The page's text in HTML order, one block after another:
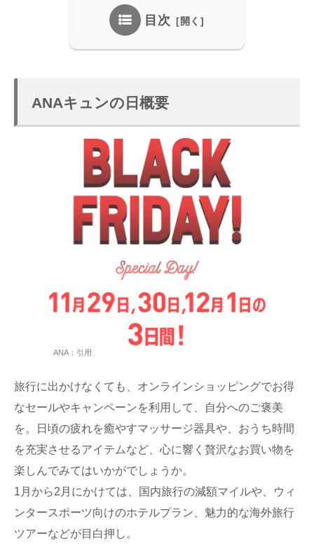
目次
ANAキュンの日概要
ANA：引用
旅行に出かけなくても、オンラインショッピングでお得
なセールやキャンペーンを利用して、自分へのご褒美
を。日頃の疲れを癒やすマッサージ器具や、おうち時間
を充実させるアイテムなど、心に響く贅沢なお買い物を
楽しんでみてはいかがでしょうか。
1月から2月にかけては、国内旅行の減額マイルや、ウィ
ンタースポーツ向けのホテルプラン、魅力的な海外旅行
ツアーなどが目白押し。